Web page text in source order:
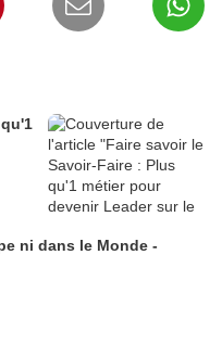
ni dans le Monde -